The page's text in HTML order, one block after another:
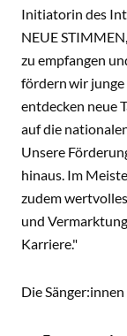
Initiatorin des
NEUE
zu empfangen
fördern wir
entdecken neue
auf die
Unsere
hinaus. Im
zudem
und
Karriere."
Die